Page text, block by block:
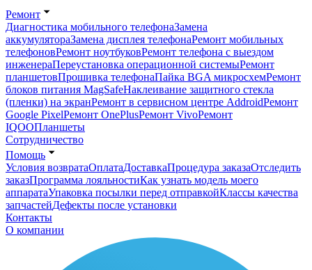
Ремонт
Диагностика мобильного телефонаЗамена
аккумулятораЗамена дисплея телефонаРемонт мобильных
телефоновРемонт ноутбуковРемонт телефона с выездом
инженераПереустановка операционной системыРемонт
планшетовПрошивка телефонаПайка BGA микросхемРемонт
блоков питания MagSafeНаклеивание защитного стекла
(пленки) на экранРемонт в сервисном центре AddroidРемонт
Google PixelРемонт OnePlusРемонт VivoРемонт
IQOOПланшеты
Сотрудничество
Помощь
Условия возвратаОплатаДоставкаПроцедура заказаОтследить
заказПрограмма лояльностиКак узнать модель моего
аппаратаУпаковка посылки перед отправкойКлассы качества
запчастейДефекты после установки
Контакты
О компании